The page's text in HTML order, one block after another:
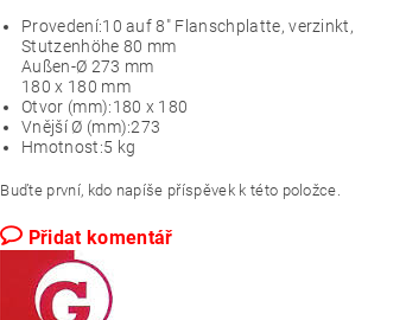
Provedení:10 auf 8" Flanschplatte, verzinkt,
Stutzenhöhe 80 mm
Außen-Ø 273 mm
180 x 180 mm
Otvor (mm):180 x 180
Vnější Ø (mm):273
Hmotnost:5 kg
Buďte první, kdo napíše příspěvek k této položce.
Přidat komentář